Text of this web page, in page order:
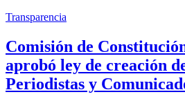
Transparencia
Comisión de
aprobó ley de creación
Periodistas y